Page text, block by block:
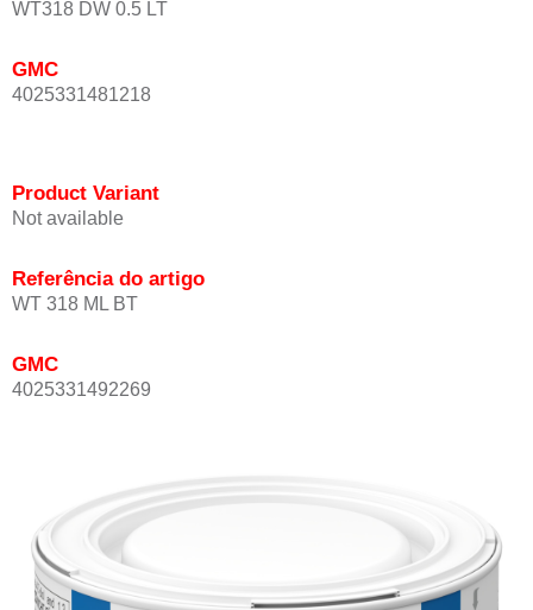
WT318 DW 0.5 LT
GMC
4025331481218
Product Variant
Not available
Referência do artigo
WT 318 ML BT
GMC
4025331492269